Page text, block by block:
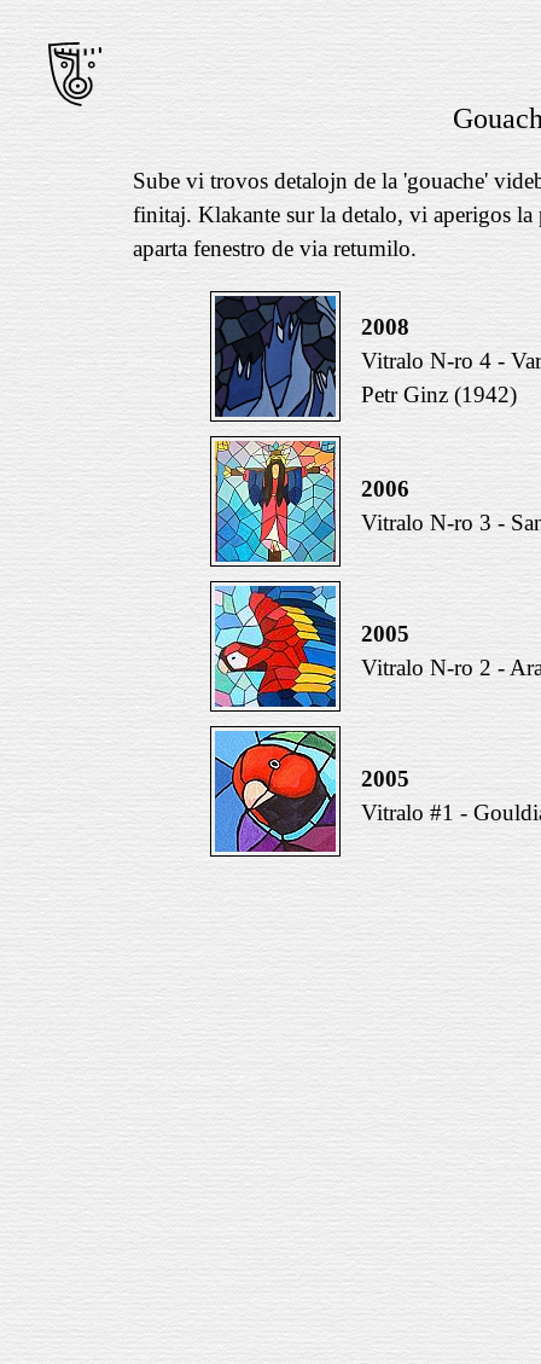
Sube vi trovos detalojn de la 'gouache'
finitaj. Klakante sur la detalo, vi aperigos
aparta fenestro de via retumilo.
2008
Vitralo N-ro 4 -
Petr Ginz (1942)
2006
Vitralo N-ro 3 -
2005
Vitralo N-ro 2 -
2005
Vitralo #1 -